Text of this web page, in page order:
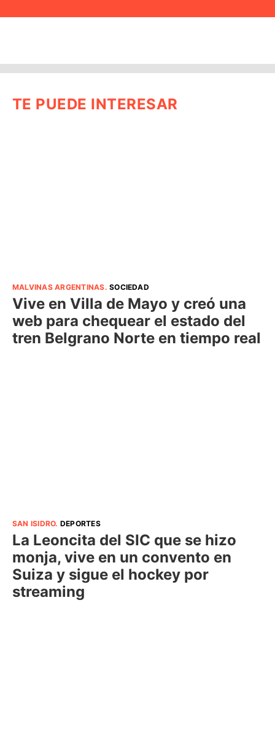
TE PUEDE INTERESAR
MALVINAS ARGENTINAS.SOCIEDAD
Vive en Villa de Mayo y creó una
web para chequear el estado del
tren Belgrano Norte en tiempo real
SAN ISIDRO. DEPORTES
La Leoncita del SIC que se hizo
monja, vive en un convento en
Suiza y sigue el hockey por
streaming